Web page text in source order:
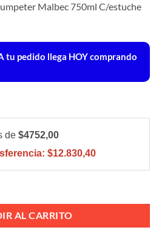
Malbec 750ml C/estuche
tu pedido llega HOYcomprando
de$4752,00
$12.830,40
AL CARRITO